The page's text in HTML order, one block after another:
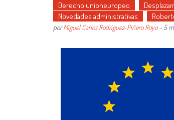
Derecho unioneuropeo
Novedades administrativas
porMiguel Carlos Rodríguez-Piñero Royo- 5